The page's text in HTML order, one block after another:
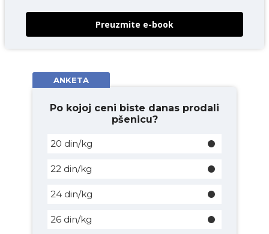
Preuzmite e-book
ANKETA
Po kojoj ceni biste danas prodali
pšenicu?
20 din/kg
22 din/kg
24 din/kg
26 din/kg